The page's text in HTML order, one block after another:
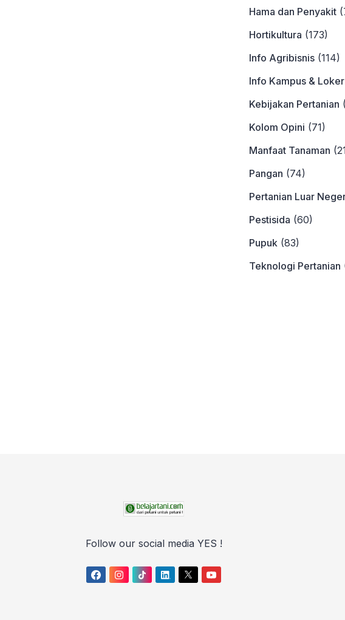
Hama dan Penyakit
Hortikultura (173)
Info Agribisnis(114)
Info Kampus & Loker
Kebijakan Pertanian
Kolom Opini (71)
Manfaat Tanaman
Pangan (74)
Pertanian Luar
Pestisida (60)
Pupuk(83)
Teknologi Pertanian
Follow our social media YES !